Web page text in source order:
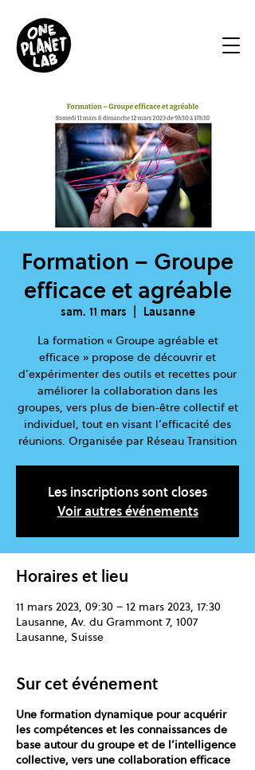
Formation – Groupe
efficace et agréable
sam. 11 mars
Lausanne
La formation « Groupe agréable et
efficace » propose de découvrir et
d’expérimenter des outils et recettes pour
améliorer la collaboration dans les
groupes, vers plus de bien-être collectif et
individuel, tout en visant l’efficacité des
réunions. Organisée par Réseau Transition
Les inscriptions sont closes
Voir autres événements
Horaires et lieu
11 mars 2023, 09:30 – 12 mars 2023, 17:30
Lausanne, Av. du Grammont 7, 1007
Lausanne, Suisse
Sur cet événement
Une formation dynamique pour acquérir
les compétences et les connaissances de
base autour du groupe et de l’intelligence
collective, vers une collaboration efficace